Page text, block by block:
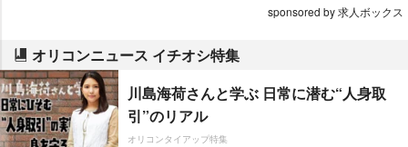
sponsored by 求人ボックス
オリコンニュース イチオシ特集
川島海荷さんと学ぶ 日常に潜む“人身取
引”のリアル
オリコンタイアップ特集